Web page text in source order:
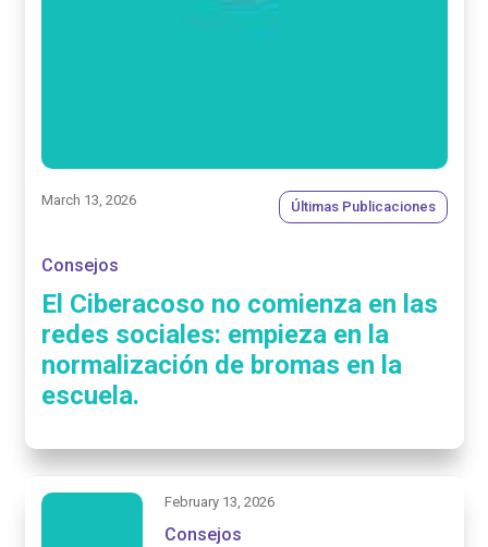
Últimas Publicaciones
March 13, 2026
Consejos
El Ciberacoso no comienza en las
redes sociales: empieza en la
normalización de bromas en la
escuela.
February 13, 2026
Consejos